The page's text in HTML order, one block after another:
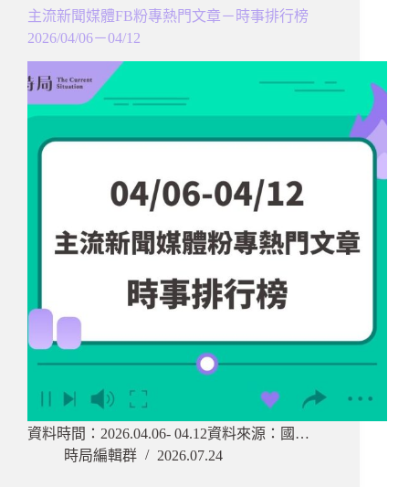
主流新聞媒體FB粉專熱門文章－時事排行榜
2026/04/06－04/12
資料時間：2026.04.06- 04.12資料來源：國…
時局編輯群
2026.07.24